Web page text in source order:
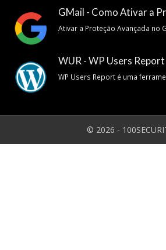
GMail - Como Ativar a
Ativar a Proteção Avançada no
WUR - WP Users Report
WP Users Report é uma
© 2026 -